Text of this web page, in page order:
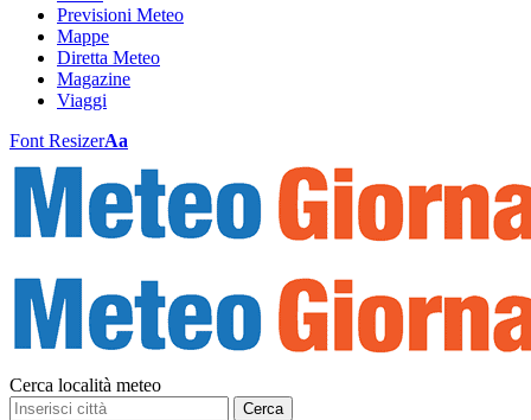
Previsioni Meteo
Mappe
Diretta Meteo
Magazine
Viaggi
Font ResizerAa
Cerca località meteo
Cerca